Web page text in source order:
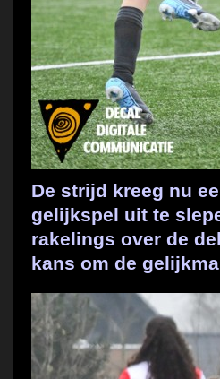
De strijd kreeg nu
gelijkspel uit te
rakelings over de
kans om de